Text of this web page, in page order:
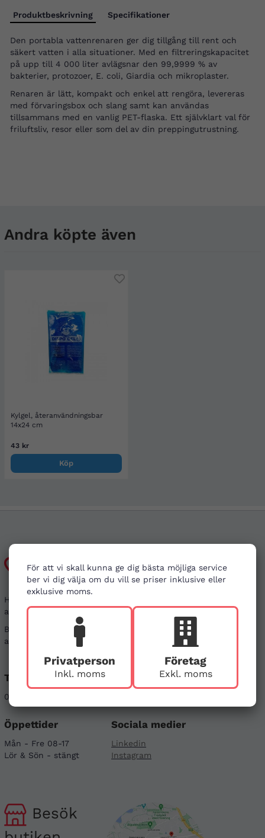
För att vi skall kunna ge dig bästa möjliga service
ber vi dig välja om du vill se priser inklusive eller
exklusive moms.
Privatperson
Inkl. moms
Företag
Exkl. moms
Produktbeskrivning Specifikationer
Den portabla vattenrenaren ger dig tillgång till rent och
säkert vatten i alla situationer. Med en filtreringskapacitet
på upp till 4 000 liter avlägsnar den 99,9999 % av
bakterier, protozoer, E. coli, Giardia och mikroplaster.
Renaren är lätt, kompakt och enkel att rengöra, levereras
med förvaringsbox och slang samt kan användas
tillsammans med en vanlig PET-flaska. Ett självklart val för
friluftsliv, resor eller som del av din preppingutrustning.
Andra köpte även
Kylgel, återanvändningsbar
14x24 cm
43 kr
Köp
Kundtjänst
Har du frågor kring din beställning, eller i behov
av vägledning?
Besök gärna våra vanliga frågor
. Det går även bra
att kontakta oss genom alternativen nedan.
Telefon
08-121 464 90
Öppettider
Mån - Fre 08-17
Lör & Sön - stängt
Sociala medier
Linkedin
Instagram
Besök